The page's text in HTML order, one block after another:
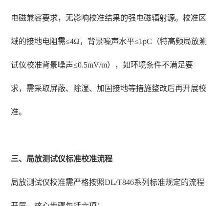
电磁兼容要求，无影响校准结果的强电磁辐射源。校准区
域的接地电阻需≤4Ω，背景噪声水平≤1pC（特高频局放测
试仪校准背景噪声≤0.5mV/m），如环境条件不满足要
求，需采取屏蔽、除湿、加固接地等措施整改后再开展校
准。
三、局放测试仪标准校准流程
局放测试仪校准需严格按照DL/T846系列标准规定的流程